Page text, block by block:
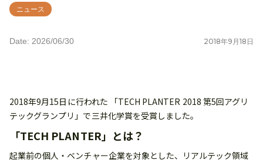
ニュース
Date: 2026/06/30 2018年9 月18 日
2018年9月15日に行われた 「TECH PLANTER 2018 第5回アグリ
テックグランプリ」で三井化学賞を受賞しました。
「TECH PLANTER」とは？
起業前の個人・ベンチャー企業を対象とした、リアルテック領域